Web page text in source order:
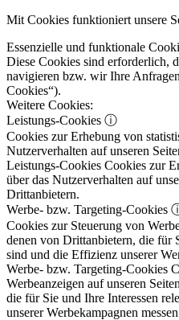
Mit Cookies funktioniert unsere
Essenzielle und funktionale
Diese Cookies sind erforderlich,
navigieren bzw. wir Ihre
Cookies“).
Weitere Cookies:
Leistungs-Cookies ⓘ
Cookies zur Erhebung von
Nutzerverhalten auf unseren
Leistungs-Cookies Cookies zur
über das Nutzerverhalten auf
Drittanbietern.
Werbe- bzw. Targeting-Cookies
Cookies zur Steuerung von
denen von Drittanbietern, die für
sind und die Effizienz unserer
Werbe- bzw. Targeting-Cookies
Werbeanzeigen auf unseren
die für Sie und Ihre Interessen
unserer Werbekampagnen